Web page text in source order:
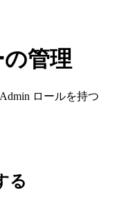
管理
ロールを持つ
る